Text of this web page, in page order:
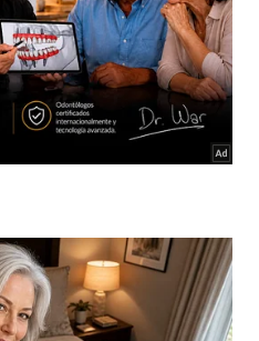
pequenos apêndices
ao longo do tempo. As
a sobrevivência e a
predadores terrestres